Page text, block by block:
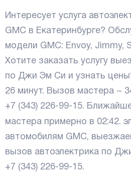
Интересует услуга
GMC в Екатеринбурге?
модели GMC: Envoy, Jimmy,
Хотите заказать услугу
по Джи Эм Си и узнать
26 минут. Вызов мастера ~
+7 (343) 226-99-15.
мастера примерно в 02:42.
автомобилям GMC,
вызов автоэлектрика по
+7 (343) 226-99-15.